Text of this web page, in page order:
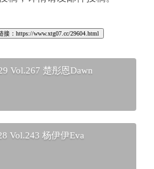
接：https://www.xtg07.cc/29604.html
Vol.267 楚彤恩Dawn
Vol.243 杨伊伊Eva